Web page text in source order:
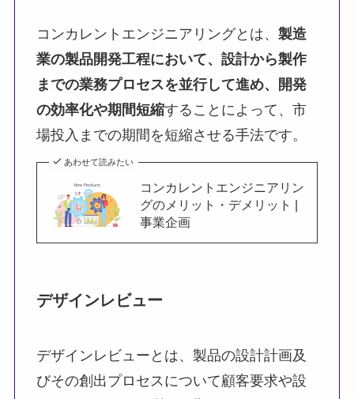
コンカレントエンジニアリングとは、 製造
業の製品開発工程において、設計から製作
までの業務プロセスを並行して進め、開発
の効率化や期間短縮することによって、市
場投入までの期間を短縮させる手法です。
あわせて読みたい
コンカレントエンジニアリン
グのメリット・デメリット |
事業企画
デザインレビュー
デザインレビューとは、製品の設計計画及
びその創出プロセスについて顧客要求や設